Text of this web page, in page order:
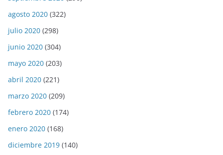
agosto 2020 (322)
julio 2020 (298)
junio 2020 (304)
mayo 2020 (203)
abril 2020 (221)
marzo 2020 (209)
febrero 2020 (174)
enero 2020 (168)
diciembre 2019 (140)